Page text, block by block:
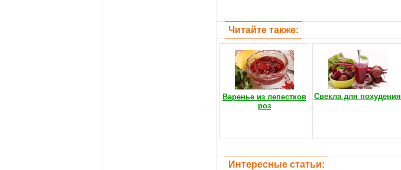
Читайте также:
Варенье из лепестков
роз
Свекла для похудения
Интересные статьи: